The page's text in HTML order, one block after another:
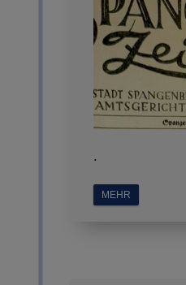
.
MEHR